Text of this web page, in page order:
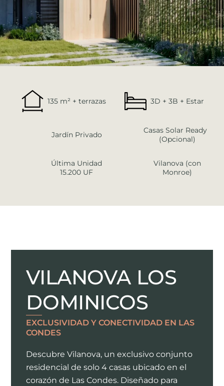
135 m² + terrazas 3D + 3B + Estar
Jardín Privado
Casas Solar Ready
(Opcional)
Última Unidad
15.200 UF
Vilanova (con
Monroe)
VILANOVA LOS
DOMINICOS
EXCLUSIVIDAD Y CONECTIVIDAD EN LAS
CONDES
Descubre Vilanova, un exclusivo conjunto
residencial de solo 4 casas ubicado en el
corazón de Las Condes. Diseñado para